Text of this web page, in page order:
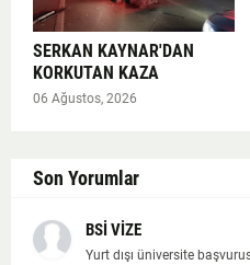
SERKAN KAYNAR'DAN
KORKUTAN KAZA
06 Ağustos, 2026
Son Yorumlar
BSİ VİZE
Yurt dışı üniversite